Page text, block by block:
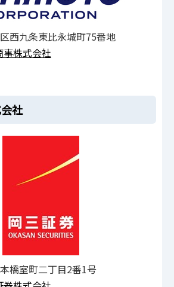
西九条東比永城町75番地
事株式会社
社
橋室町二丁目2番1号